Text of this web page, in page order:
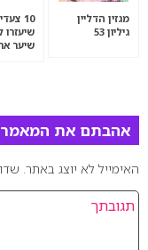
מגזין הדליין
גיליון 53
10
שיעזרו
שיער
אהבתם את
האימייל לא יוצג באתר.